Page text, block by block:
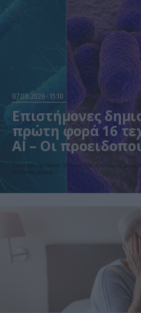
07.08.2026 15:10
Επιστήμονες
πρώτη φορά 16
AI – Οι
βιοασφάλεια
Ερευνητές σχεδίασαν 16 νέους βακτηριοφάγους με τη
ανθεκτικά μικρόβια